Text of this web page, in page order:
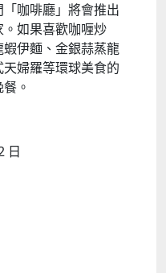
咖啡廳」將會推出
。如果喜歡咖喱炒
伊麵、金銀蒜蒸龍
婦羅等環球美食的
。
日